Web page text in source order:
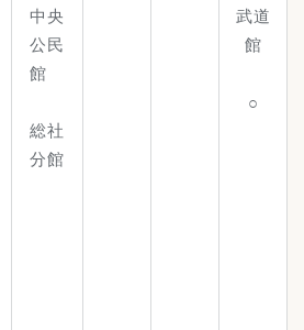
中央
公民
館
総社
分館
武道
館
○